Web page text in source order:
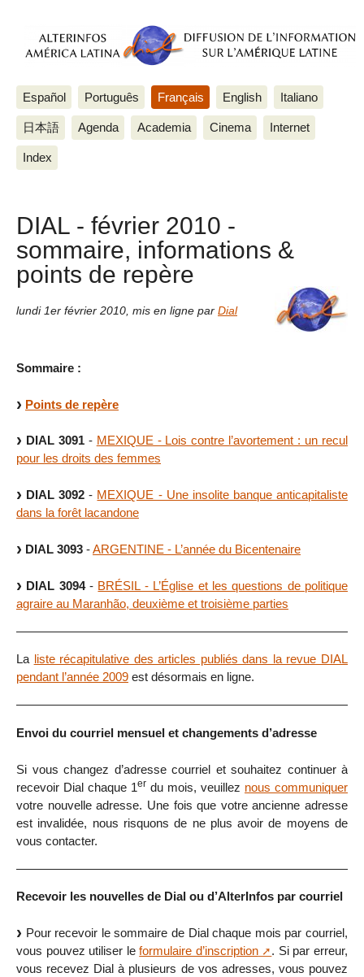
Español Português Français English Italiano
日本語 Agenda Academia Cinema Internet
Index
DIAL - février 2010 -
sommaire, informations &
points de repère
lundi 1er février 2010 mis en ligne par Dial
Sommaire :
Points de repère
DIAL 3091- MEXIQUE - Lois contre l’avortement : un recul
pour les droits des femmes
DIAL 3092 - MEXIQUE - Une insolite banque anticapitaliste
dans la forêt lacandone
DIAL 3093 -ARGENTINE - L’année du Bicentenaire
DIAL 3094- BRÉSIL - L’Église et les questions de politique
agraire au Maranhão, deuxième et troisième parties
La liste récapitulative des articles publiés dans la revue DIAL
pendant l’année 2009 est désormais en ligne.
Envoi du courriel mensuel et changements d’adresse
Si vous changez d’adresse courriel et souhaitez continuer à
recevoir Dial chaque 1er du mois, veuillez nous communiquer
votre nouvelle adresse. Une fois que votre ancienne adresse
est invalidée, nous risquons de ne plus avoir de moyens de
vous contacter.
Recevoir les nouvelles de Dial ou d’AlterInfos par courriel
Pour recevoir le sommaire de Dial chaque mois par courriel,
vous pouvez utiliser leformulaire d’inscription
. Si par erreur,
vous recevez Dial à plusieurs de vos adresses, vous pouvez